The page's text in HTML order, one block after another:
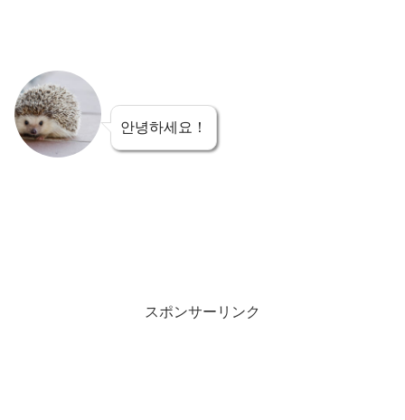
안녕하세요！
スポンサーリンク